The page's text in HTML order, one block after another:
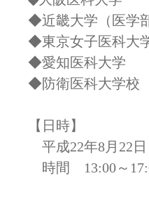
◆近畿大学（医
◆東京女子医科大
◆愛知医科大
◆防衛医科大
【日時】
平成22年8月22
時間 13:00～